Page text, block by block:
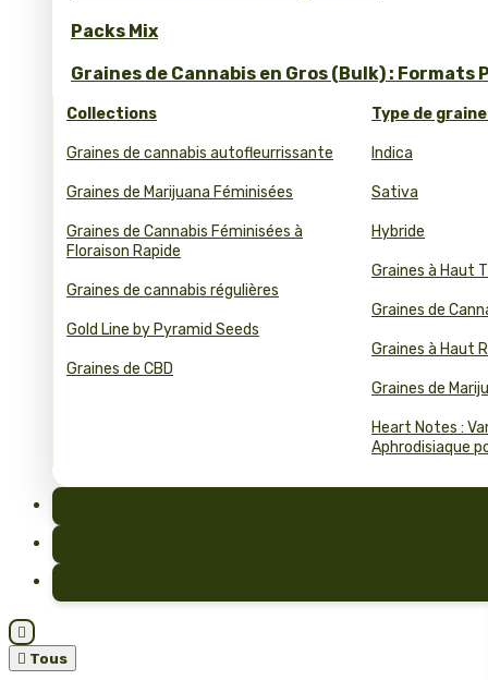
Packs Mix
Graines de Cannabis en Gros (Bulk) : Formats
Collections
Graines de cannabis autofleurrissante
Graines de Marijuana Féminisées
Graines de Cannabis Féminisées à
Floraison Rapide
Graines de cannabis régulières
Gold Line by Pyramid Seeds
Graines de CBD
Type de
Indica
Sativa
Hybride
Graines à Haut
Graines de
Graines à Haut
Graines de
Heart Notes :
Aphrodisiaque

 Tous